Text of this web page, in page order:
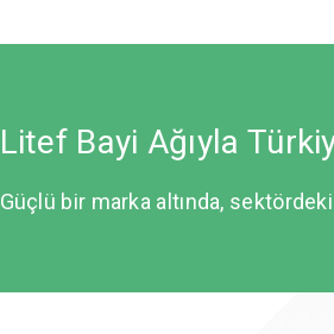
Litef Bayi Ağıyla
Güçlü bir marka altında,